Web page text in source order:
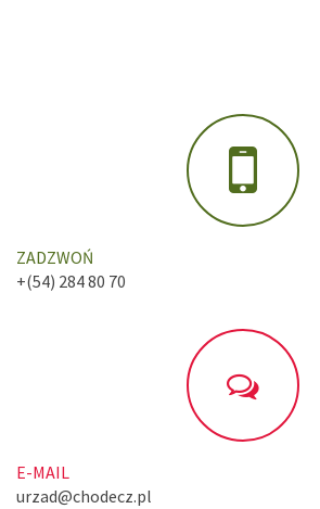
ZADZWOŃ
+(54) 284 80 70
E-MAIL
urzad@chodecz.pl